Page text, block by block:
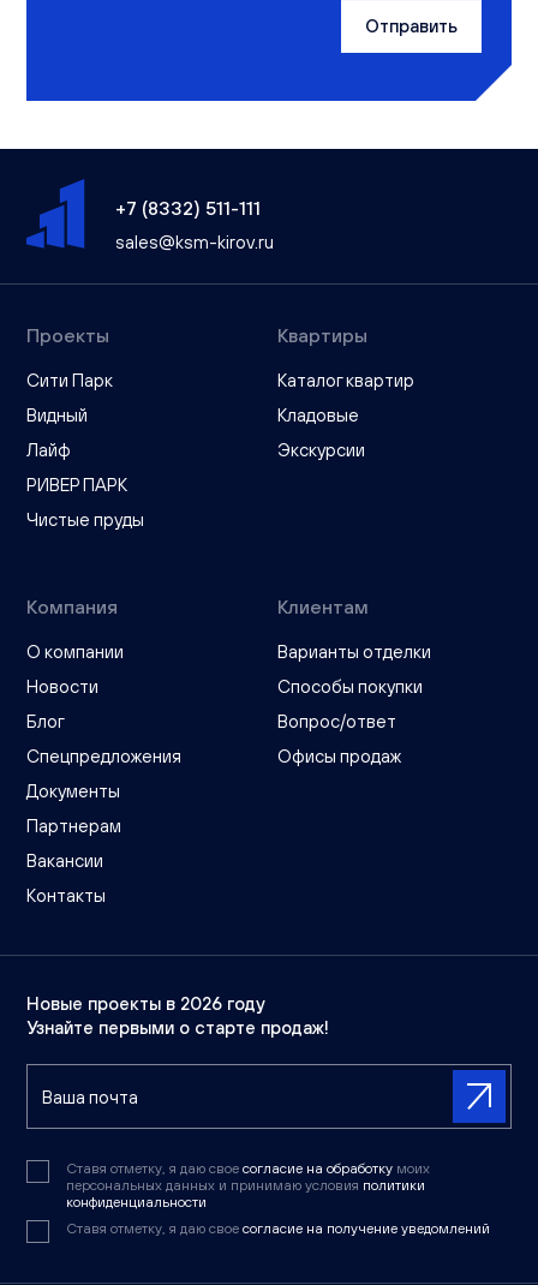
Отправить
+7 (8332) 511-111
sales@ksm-kirov.ru
Проекты
Сити Парк
Видный
Лайф
РИВЕР ПАРК
Чистые пруды
Квартиры
Каталог квартир
Кладовые
Экскурсии
Компания
О компании
Новости
Блог
Спецпредложения
Документы
Партнерам
Вакансии
Контакты
Клиентам
Варианты отделки
Способы покупки
Вопрос/ответ
Офисы продаж
Новые проекты в 2026 году
Узнайте первыми о старте продаж!
Ставя отметку, я даю свое согласие на обработку моих
персональных данных и принимаю условия политики
конфиденциальности
Ставя отметку, я даю свое согласие на получение уведомлений